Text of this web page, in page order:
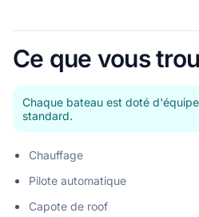
Ce que vous
Chaque bateau est doté
standard.
Chauffage
Pilote automatique
Capote de roof